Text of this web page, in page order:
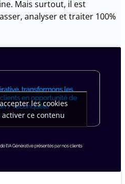
Mais surtout, il est
analyser et traiter 100%
les cookies
ce contenu